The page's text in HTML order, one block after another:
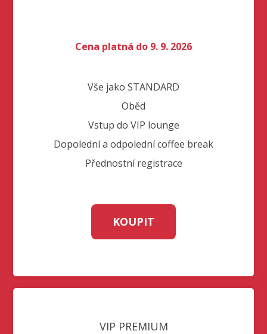
Cena platná do 9. 9. 2026
Vše jako STANDARD
Oběd
Vstup do VIP lounge
Dopolední a odpolední coffee break
Přednostní registrace
KOUPIT
VIP PREMIUM